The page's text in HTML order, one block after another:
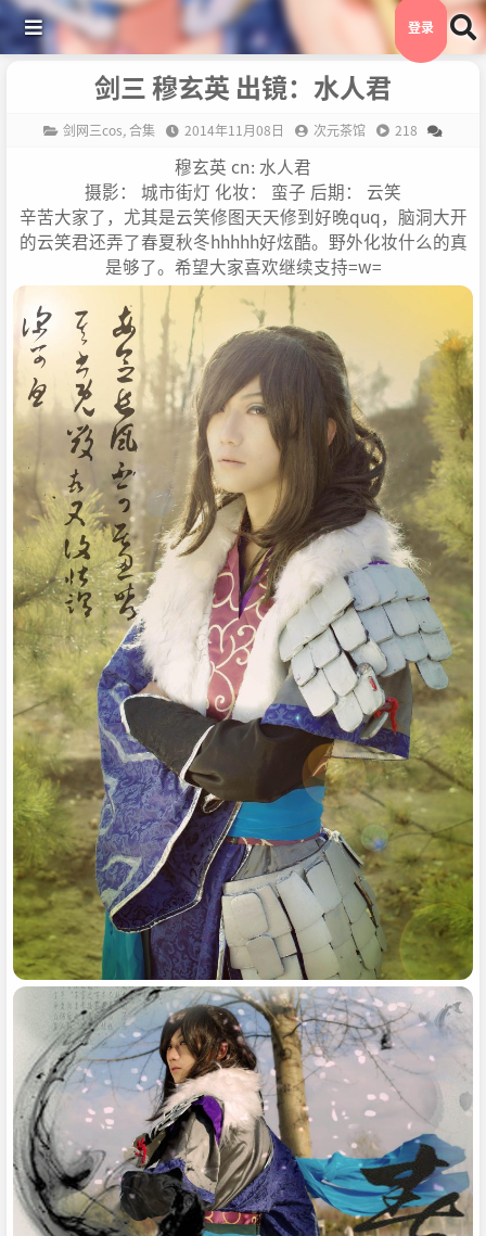
登录
剑三 穆玄英 出镜：水人君
剑网三cos,合集 2014年11月08日 次元茶馆 218
穆玄英 cn: 水人君
摄影： 城市街灯 化妆： 蛮子 后期： 云笑
辛苦大家了，尤其是云笑修图天天修到好晚quq，脑洞大开
的云笑君还弄了春夏秋冬hhhhh好炫酷。野外化妆什么的真
是够了。希望大家喜欢继续支持=w=